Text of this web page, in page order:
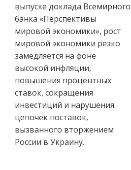
выпуске доклада Всемирного
банка «Перспективы
мировой экономики», рост
мировой экономики резко
замедляется на фоне
высокой инфляции,
повышения процентных
ставок, сокращения
инвестиций и нарушения
цепочек поставок,
вызванного вторжением
России в Украину.